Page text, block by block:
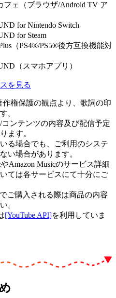
フェ（ブラウザ/Android TV ア
for Nintendo Switch
for Steam
（PS4®/PS5®後方互換機能対
（スマホアプリ）
を見る
作権保護の観点より、歌詞の印
。
ンテンツの内容及び配信予定
ます。
る場合でも、ご利用のシステ
い場合があります。
Amazon Musicのサービス詳細
ては各サービスにて十分にご
でご購入される際は商品の内容
。
[YouTube API]を利用していま